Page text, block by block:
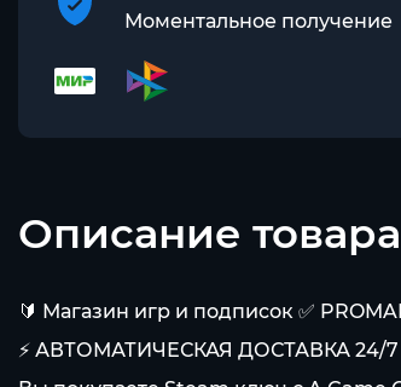
Моментальное получение
Описание товара
🔰 Магазин игр и подписок ✅
⚡ АВТОМАТИЧЕСКАЯ ДОСТАВКА 24/7